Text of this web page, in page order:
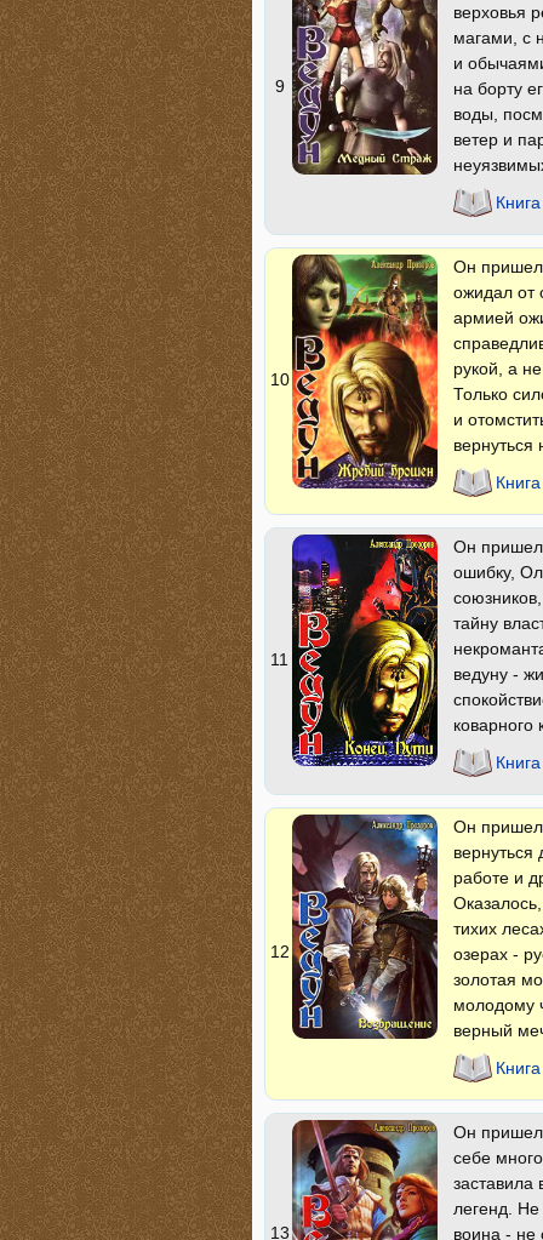
9
верховья
магами, с
и
на борту
воды,
ветер и
10
Он пришел
ожидал от
армией
рукой, а
Только
и
11
Он пришел
ошибку,
тайну
ведуну -
коварного
12
Он пришел
вернуться
работе и
тихих
озерах -
золотая
молодому
верный
13
Он пришел
себе
заставила
легенд. Не
воина - не